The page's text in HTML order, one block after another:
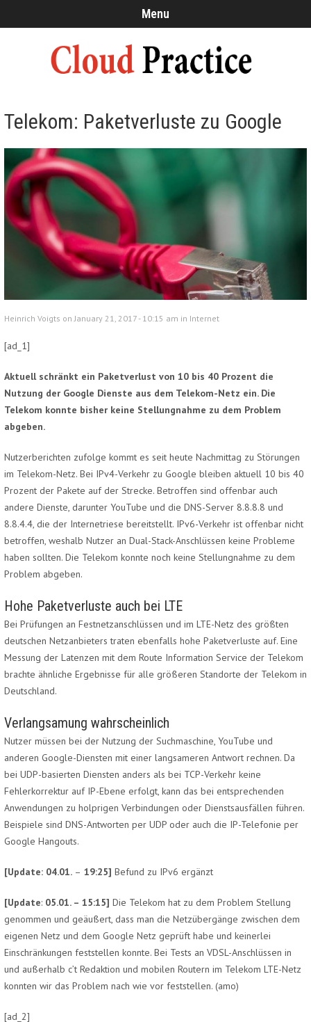
Menu
Telekom: Paketverluste zu Google
Heinrich Voigts on January 21, 2017 - 10:15 am in Internet
[ad_1]
Aktuell schränkt ein Paketverlust von 10 bis 40 Prozent die
Nutzung der Google Dienste aus dem Telekom-Netz ein. Die
Telekom konnte bisher keine Stellungnahme zu dem Problem
abgeben.
Nutzerberichten zufolge kommt es seit heute Nachmittag zu Störungen
im Telekom-Netz. Bei IPv4-Verkehr zu Google bleiben aktuell 10 bis 40
Prozent der Pakete auf der Strecke. Betroffen sind offenbar auch
andere Dienste, darunter YouTube und die DNS-Server 8.8.8.8 und
8.8.4.4, die der Internetriese bereitstellt. IPv6-Verkehr ist offenbar nicht
betroffen, weshalb Nutzer an Dual-Stack-Anschlüssen keine Probleme
haben sollten. Die Telekom konnte noch keine Stellungnahme zu dem
Problem abgeben.
Hohe Paketverluste auch bei LTE
Bei Prüfungen an Festnetzanschlüssen und im LTE-Netz des größten
deutschen Netzanbieters traten ebenfalls hohe Paketverluste auf. Eine
Messung der Latenzen mit dem Route Information Service der Telekom
brachte ähnliche Ergebnisse für alle größeren Standorte der Telekom in
Deutschland.
Verlangsamung wahrscheinlich
Nutzer müssen bei der Nutzung der Suchmaschine, YouTube und
anderen Google-Diensten mit einer langsameren Antwort rechnen. Da
bei UDP-basierten Diensten anders als bei TCP-Verkehr keine
Fehlerkorrektur auf IP-Ebene erfolgt, kann das bei entsprechenden
Anwendungen zu holprigen Verbindungen oder Dienstsausfällen führen.
Beispiele sind DNS-Antworten per UDP oder auch die IP-Telefonie per
Google Hangouts.
[Update: 04.01. – 19:25] Befund zu IPv6 ergänzt
[Update: 05.01. – 15:15] Die Telekom hat zu dem Problem Stellung
genommen und geäußert, dass man die Netzübergänge zwischen dem
eigenen Netz und dem Google Netz geprüft habe und keinerlei
Einschränkungen feststellen konnte. Bei Tests an VDSL-Anschlüssen in
und außerhalb c’t Redaktion und mobilen Routern im Telekom LTE-Netz
konnten wir das Problem nach wie vor feststellen. (amo)
[ad_2]